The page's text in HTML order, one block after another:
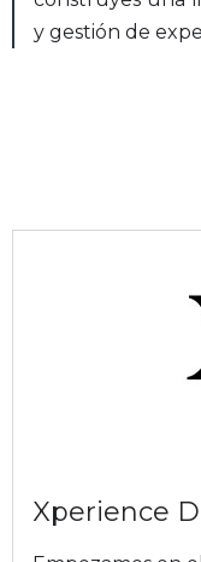
y gestión de
Xperience